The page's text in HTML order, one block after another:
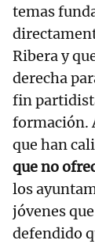
temas
Ribera y
derecha
fin
formación.
que han
que no
los
jóvenes
defendido